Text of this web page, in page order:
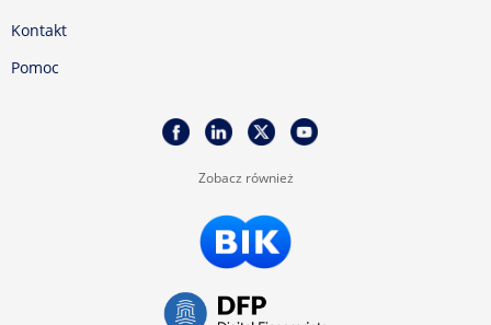
Kontakt
Pomoc
Zobacz również